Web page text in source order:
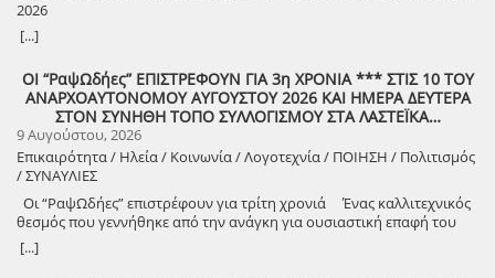
2026
88888888888888888888888888888888888888888888888888888888888888
88888888888888888888888888888888888888888888888888888888888888
[...]
ΟΙ “ΡαψΩδήες” ΕΠΙΣΤΡΕΦΟΥΝ ΓΙΑ 3η ΧΡΟΝΙΑ *** ΣΤΙΣ 10 ΤΟΥ
ΑΝΑΡΧΟΑΥΤΟΝΟΜΟΥ ΑΥΓΟΥΣΤΟΥ 2026 ΚΑΙ ΗΜΕΡΑ ΔΕΥΤΕΡΑ
ΣΤΟΝ ΣΥΝΗΘΗ ΤΟΠΟ ΣΥΛΛΟΓΙΣΜΟΥ ΣΤΑ ΛΑΣΤΕΪΚΑ…
9 Αυγούστου, 2026
Επικαιρότητα / Ηλεία / Κοινωνία / Λογοτεχνία / ΠΟΙΗΣΗ / Πολιτισμός
/ ΣΥΝΑΥΛΙΕΣ
Οι “ΡαψΩδήες” επιστρέφουν για τρίτη χρονιά Ένας καλλιτεχνικός
θεσμός που γεννήθηκε από την ανάγκη για ουσιαστική επαφή του
ανθρώπου, με τον λόγο και την μουσική. Πιστοί στο όραμά μας για
συμμετοχική καλλιτεχνική έκφραση, συνεχίζουμε να βλέπουμε τον
[...]